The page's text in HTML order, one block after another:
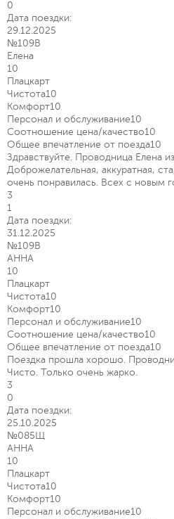
0
Дата поездки:
29.12.2025
№109В
Елена
10
Плацкарт
Чистота10
Комфорт10
Персонал и обслуживание10
Соотношение цена/качество10
Общее впечатление от поезда10
Здравствуйте. Проводница Елена
Доброжелательная, аккуратная,
очень понравилась. Всех с новым
3
1
Дата поездки:
31.12.2025
№109В
АННА
10
Плацкарт
Чистота10
Комфорт10
Персонал и обслуживание10
Соотношение цена/качество10
Общее впечатление от поезда10
Поездка прошла хорошо.
Чисто. Только очень жарко.
3
0
Дата поездки:
25.10.2025
№085Щ
АННА
10
Плацкарт
Чистота10
Комфорт10
Персонал и обслуживание10